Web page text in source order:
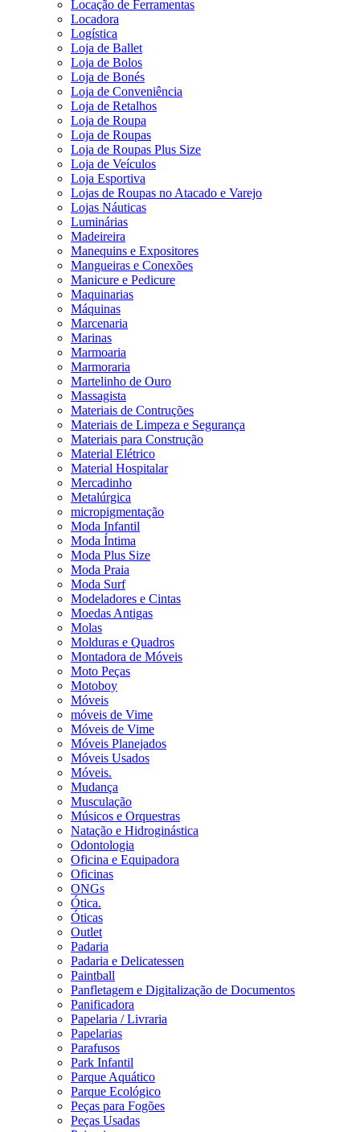
Locação de Ferramentas
Locadora
Logística
Loja de Ballet
Loja de Bolos
Loja de Bonés
Loja de Conveniência
Loja de Retalhos
Loja de Roupa
Loja de Roupas
Loja de Roupas Plus Size
Loja de Veículos
Loja Esportiva
Lojas de Roupas no Atacado e Varejo
Lojas Náuticas
Luminárias
Madeireira
Manequins e Expositores
Mangueiras e Conexões
Manicure e Pedicure
Maquinarias
Máquinas
Marcenaria
Marinas
Marmoaria
Marmoraria
Martelinho de Ouro
Massagista
Materiais de Contruções
Materiais de Limpeza e Segurança
Materiais para Construção
Material Elétrico
Material Hospitalar
Mercadinho
Metalúrgica
micropigmentação
Moda Infantil
Moda Íntima
Moda Plus Size
Moda Praia
Moda Surf
Modeladores e Cintas
Moedas Antigas
Molas
Molduras e Quadros
Montadora de Móveis
Moto Peças
Motoboy
Móveis
móveis de Vime
Móveis de Vime
Móveis Planejados
Móveis Usados
Móveis.
Mudança
Musculação
Músicos e Orquestras
Natação e Hidroginástica
Odontologia
Oficina e Equipadora
Oficinas
ONGs
Ótica.
Óticas
Outlet
Padaria
Padaria e Delicatessen
Paintball
Panfletagem e Digitalização de Documentos
Panificadora
Papelaria / Livraria
Papelarias
Parafusos
Park Infantil
Parque Aquático
Parque Ecológico
Peças para Fogões
Peças Usadas